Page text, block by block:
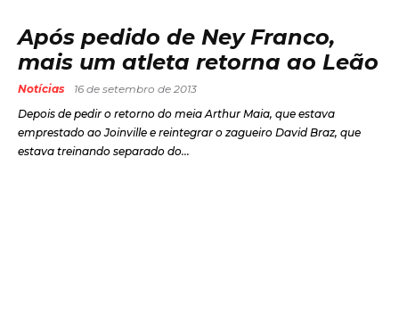
Após pedido de Ney Franco,
mais um atleta retorna ao Leão
Notícias
16 de setembro de 2013
Depois de pedir o retorno do meia Arthur Maia, que estava
emprestado ao Joinville e reintegrar o zagueiro David Braz, que
estava treinando separado do...